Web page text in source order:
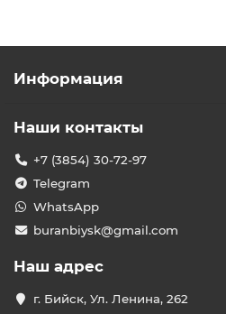
Информация
Наши контакты
+7 (3854) 30-72-97
Telegram
WhatsApp
buranbiysk@gmail.com
Наш адрес
г. Бийск, Ул. Ленина, 262